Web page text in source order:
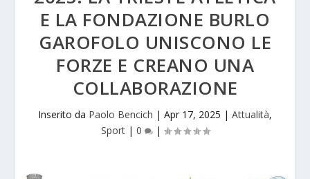
E LA FONDAZIONE BURLO
GAROFOLO UNISCONO LE
FORZE E CREANO UNA
COLLABORAZIONE
Inserito da Paolo Bencich | Apr 17, 2025 | Attualità,
Sport| 0 |